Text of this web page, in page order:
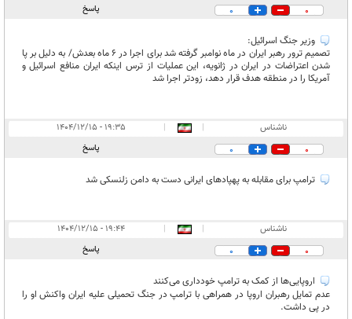
0
0 پاسخ
وزیر جنگ اسرائیل:
تصمیم ترور رهبر ایران در ماه نوامبر گرفته شد برای اجرا در 6 ماه بعدش/ به دلیل بر پا
شدن اعتراضات در ایران در ژانویه، این عملیات از ترس اینکه ایران منافع اسرائیل و
آمریکا را در منطقه هدف قرار دهد، زودتر اجرا شد
ناشناس |
|
۱۹:۳۵ - ۱۴۰۴/۱۲/۱۵
0
0 پاسخ
ترامپ برای مقابله به پهپادهای ایرانی دست به دامن زلنسکی شد
ناشناس |
|
۱۹:۴۴ - ۱۴۰۴/۱۲/۱۵
0
0 پاسخ
اروپایی‌ها از کمک به ترامپ خودداری می‌کنند
عدم تمایل رهبران اروپا در همراهی با ترامپ در جنگ تحمیلی علیه ایران واکنش او را
در پی داشت.